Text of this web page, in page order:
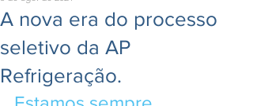
A nova era do processo
seletivo da AP
Refrigeração.